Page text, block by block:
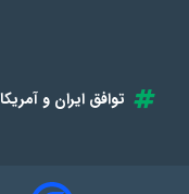
توافق ایران و آمریکا